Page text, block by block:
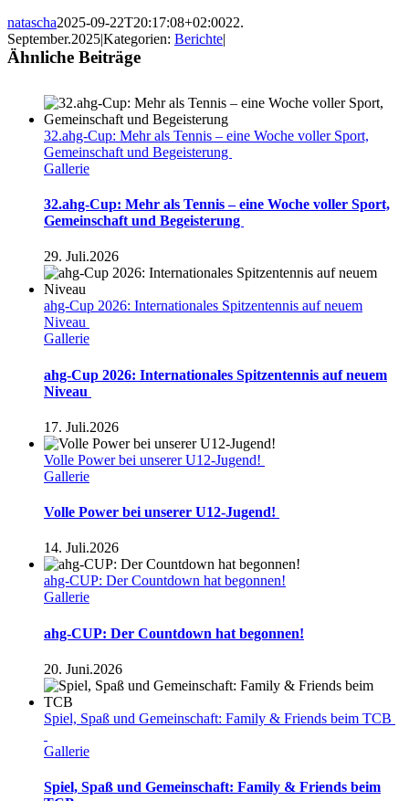
natascha2025-09-22T20:17:08+02:0022.
September.2025|Kategorien: Berichte|
Ähnliche Beiträge
32.ahg-Cup: Mehr als Tennis – eine Woche voller Sport,
Gemeinschaft und Begeisterung
Gallerie
32.ahg-Cup: Mehr als Tennis – eine Woche voller Sport,
Gemeinschaft und Begeisterung
29. Juli.2026
ahg-Cup 2026: Internationales Spitzentennis auf neuem
Niveau
Gallerie
ahg-Cup 2026: Internationales Spitzentennis auf neuem
Niveau
17. Juli.2026
Volle Power bei unserer U12-Jugend!
Gallerie
Volle Power bei unserer U12-Jugend!
14. Juli.2026
ahg-CUP: Der Countdown hat begonnen!
Gallerie
ahg-CUP: Der Countdown hat begonnen!
20. Juni.2026
Spiel, Spaß und Gemeinschaft: Family & Friends beim TCB
Gallerie
Spiel, Spaß und Gemeinschaft: Family & Friends beim